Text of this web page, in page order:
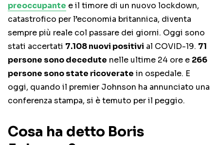
preoccupante e il timore di un nuovo lockdown,
catastrofico per l’economia britannica, diventa
sempre più reale col passare dei giorni. Oggi sono
stati accertati 7.108 nuovi positivi al COVID-19. 71
persone sono decedute nelle ultime 24 ore e 266
persone sono state ricoverate in ospedale. E
oggi, quando il premier Johnson ha annunciato una
conferenza stampa, si è temuto per il peggio.
Cosa ha detto Boris